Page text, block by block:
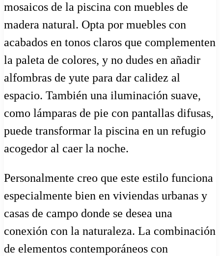
mosaicos de la piscina con muebles de
madera natural. Opta por muebles con
acabados en tonos claros que complementen
la paleta de colores, y no dudes en añadir
alfombras de yute para dar calidez al
espacio. También una iluminación suave,
como lámparas de pie con pantallas difusas,
puede transformar la piscina en un refugio
acogedor al caer la noche.
Personalmente creo que este estilo funciona
especialmente bien en viviendas urbanas y
casas de campo donde se desea una
conexión con la naturaleza. La combinación
de elementos contemporáneos con